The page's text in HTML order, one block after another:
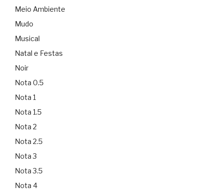
Meio Ambiente
Mudo
Musical
Natal e Festas
Noir
Nota 0.5
Nota 1
Nota 1.5
Nota 2
Nota 2.5
Nota 3
Nota 3.5
Nota 4